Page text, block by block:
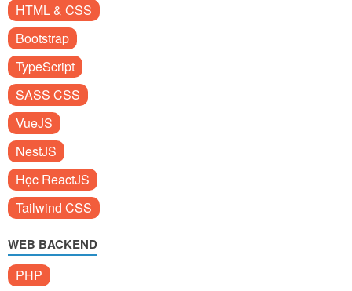
HTML & CSS
Bootstrap
TypeScript
SASS CSS
VueJS
NestJS
Học ReactJS
Tailwind CSS
WEB BACKEND
PHP